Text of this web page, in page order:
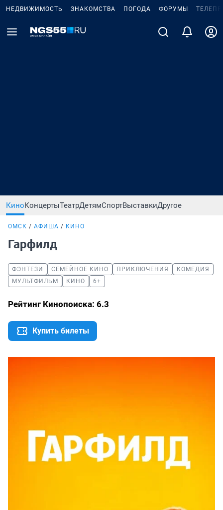
НЕДВИЖИМОСТЬ ЗНАКОМСТВА ПОГОДА ФОРУМЫ
КиноКонцертыТеатрДетямСпортВыставкиДругое
ОМСК АФИША КИНО
Гарфилд
ФЭНТЕЗИ СЕМЕЙНОЕ КИНО ПРИКЛЮЧЕНИЯ
КОМЕДИЯ
МУЛЬТФИЛЬМ
КИНО 6+
Рейтинг Кинопоиска: 6.3
Купить билеты